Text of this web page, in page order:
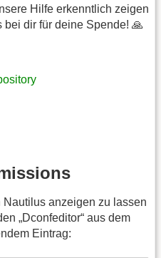
Hilfe erkenntlich zeigen
bei dir für deine Spende! 🙏
anzeigen zu lassen
„Dconfeditor“ aus dem
Eintrag: